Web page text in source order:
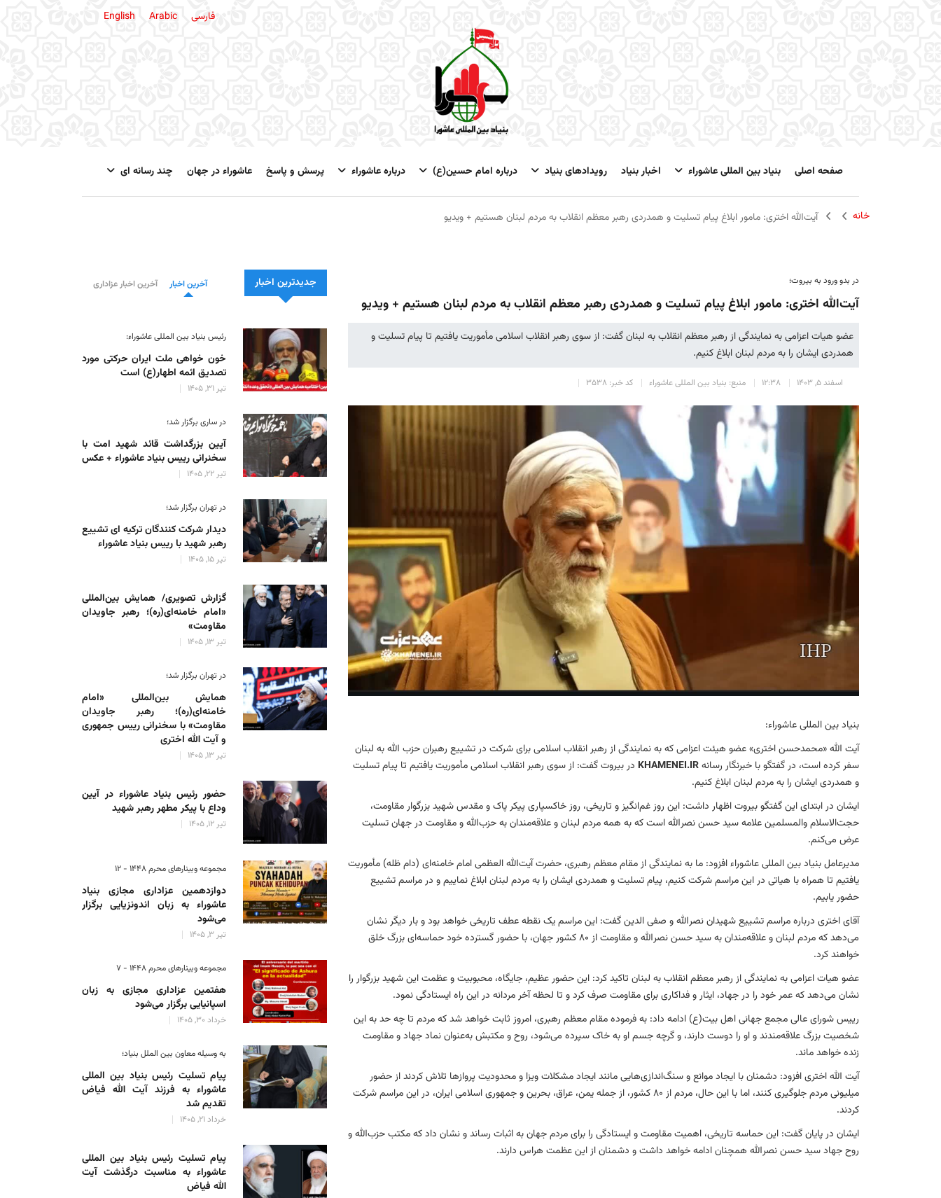
فارسی English Arabic
صفحه اصلی بنیاد بین المللی عاشوراء اخبار بنیاد رویدادهای بنیاد درباره امام حسین(ع) درباره عاشوراء پرسش و پاسخ عاشوراء در جهان چند رسانه ای
خانه آیت‌الله اختری: مامور ابلاغ پیام تسلیت و همدردی رهبر معظم انقلاب به مردم لبنان هستیم + ویدیو
در بدو ورود به بیروت؛
آیت‌الله اختری: مامور ابلاغ پیام تسلیت و همدردی رهبر معظم انقلاب به مردم لبنان هستیم + ویدیو
عضو هیات اعزامی به نمایندگی از رهبر معظم انقلاب به لبنان گفت: از سوی رهبر انقلاب اسلامی مأموریت یافتیم تا پیام تسلیت و
همدردی ایشان را به مردم لبنان ابلاغ کنیم.
اسفند 5, 1403 12:38 منبع: بنیاد بین المللی عاشوراء کد خبر: 3538
بنیاد بین المللی عاشوراء:
آیت الله «محمدحسن اختری» عضو هیئت اعزامی که به نمایندگی از رهبر انقلاب اسلامی برای شرکت در تشییع رهبران حزب الله به لبنان
سفر کرده است، در گفتگو با خبرنگار رسانهKHAMENEI.IR در بیروت گفت: از سوی رهبر انقلاب اسلامی مأموریت یافتیم تا پیام تسلیت
و همدردی ایشان را به مردم لبنان ابلاغ کنیم.
ایشان در ابتدای این گفتگو بیروت اظهار داشت: این روز غم‌انگیز و تاریخی، روز خاکسپاری پیکر پاک و مقدس شهید بزرگوار مقاومت،
حجت‌الاسلام والمسلمین علامه سید حسن نصرالله است که به همه مردم لبنان و علاقه‌مندان به حزب‌الله و مقاومت در جهان تسلیت
عرض می‌کنم.
مدیرعامل بنیاد بین المللی عاشوراء افزود: ما به نمایندگی از مقام معظم رهبری، حضرت آیت‌الله العظمی امام خامنه‌ای (دام‌ ظله) مأموریت
یافتیم تا همراه با هیاتی در این مراسم شرکت کنیم، پیام تسلیت و همدردی ایشان را به مردم لبنان ابلاغ نماییم و در مراسم تشییع
حضور یابیم.
آقای اختری درباره مراسم تشییع شهیدان نصرالله و صفی الدین گفت: این مراسم یک نقطه عطف تاریخی خواهد بود و بار دیگر نشان
می‌دهد که مردم لبنان و علاقه‌مندان به سید حسن نصرالله و مقاومت از ۸۰ کشور جهان، با حضور گسترده خود حماسه‌ای بزرگ خلق
خواهند کرد.
عضو هیات اعزامی به نمایندگی از رهبر معظم انقلاب به لبنان تاکید کرد: این حضور عظیم، جایگاه، محبوبیت و عظمت این شهید بزرگوار را
نشان می‌دهد که عمر خود را در جهاد، ایثار و فداکاری برای مقاومت صرف کرد و تا لحظه آخر مردانه در این راه ایستادگی نمود.
رییس شورای عالی مجمع جهانی اهل بیت(ع) ادامه داد: به فرموده مقام معظم رهبری، امروز ثابت خواهد شد که مردم تا چه حد به این
شخصیت بزرگ علاقه‌مندند و او را دوست دارند، و گرچه جسم او به خاک سپرده می‌شود، روح و مکتبش به‌عنوان نماد جهاد و مقاومت
زنده خواهد ماند.
آیت الله اختری افزود: دشمنان با ایجاد موانع و سنگ‌اندازی‌هایی مانند ایجاد مشکلات ویزا و محدودیت‌ پروازها تلاش کردند از حضور
میلیونی مردم جلوگیری کنند، اما با این حال، مردم از ۸۰ کشور، از جمله یمن، عراق، بحرین و جمهوری اسلامی ایران، در این مراسم شرکت
کردند.
ایشان در پایان گفت: این حماسه تاریخی، اهمیت مقاومت و ایستادگی را برای مردم جهان به اثبات رساند و نشان داد که مکتب حزب‌الله و
روح جهاد سید حسن نصرالله همچنان ادامه خواهد داشت و دشمنان از این عظمت هراس دارند.
جدیدترین اخبار آخرین اخبار آخرین اخبار عزاداری
رئیس بنیاد بین المللی عاشوراء:
خون خواهی ملت ایران حرکتی مورد
تصدیق ائمه اطهار(ع) است
تیر 31, 1405
در ساری برگزار شد؛
آیین بزرگداشت قائد شهید امت با
سخنرانی رییس بنیاد عاشوراء + عکس
تیر 22, 1405
در تهران برگزار شد؛
دیدار شرکت کنندگان ترکیه ای تشییع
رهبر شهید با رییس بنیاد عاشوراء
تیر 15, 1405
گزارش تصویری/ همایش بین‌المللی
«امام خامنه‌ای(ره)؛ رهبر جاویدان
مقاومت»
تیر 13, 1405
در تهران برگزار شد؛
همایش بین‌المللی «امام
خامنه‌ای(ره)؛ رهبر جاویدان
مقاومت» با سخنرانی رییس جمهوری
و آیت الله اختری
تیر 13, 1405
حضور رئیس‌ بنیاد عاشوراء در آیین
وداع با پیکر مطهر رهبر شهید
تیر 12, 1405
مجموعه وبینارهای محرم 1448 - 12
دوازدهمین عزاداری مجازی بنیاد
عاشوراء به زبان اندونزیایی برگزار
می‌شود
تیر 3, 1405
مجموعه وبینارهای محرم 1448 - 7
هفتمین عزاداری مجازی به زبان
اسپانیایی برگزار می‌شود
خرداد 30, 1405
به وسیله معاون بین الملل بنیاد؛
پیام تسلیت رئیس بنیاد بین المللی
عاشوراء به فرزند آیت الله فیاض
تقدیم شد
خرداد 21, 1405
پیام تسلیت رئیس بنیاد بین المللی
عاشوراء به مناسبت درگذشت آیت
الله فیاض